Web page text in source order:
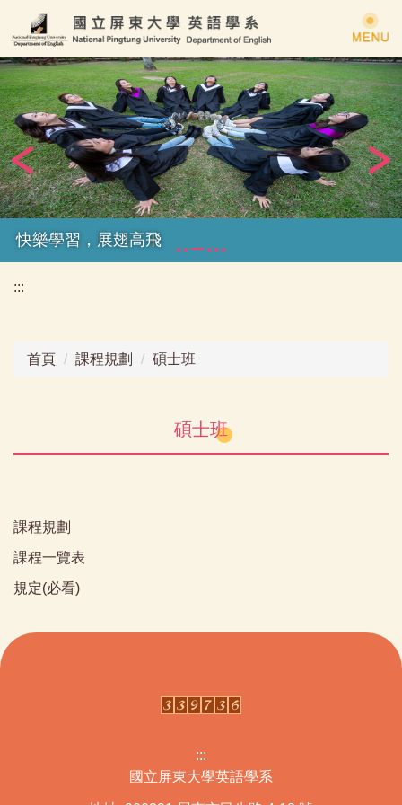
到
主
要
內
容
區
快樂學習，展翅高飛
:::
首頁 課程規劃 碩士班
碩士班
課程規劃
課程一覽表
規定(必看)
:::
國立屏東大學英語學系